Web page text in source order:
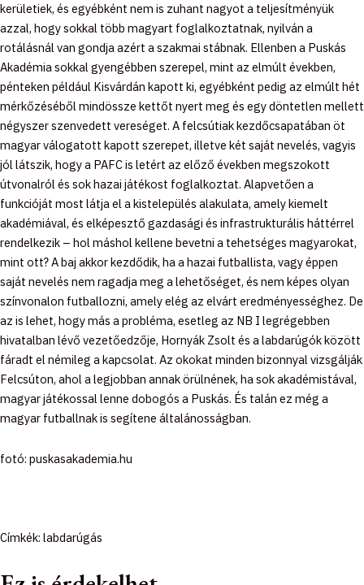
kerületiek, és egyébként nem is zuhant nagyot a teljesítményük
azzal, hogy sokkal több magyart foglalkoztatnak, nyilván a
rotálásnál van gondja azért a szakmai stábnak. Ellenben a Puskás
Akadémia sokkal gyengébben szerepel, mint az elmúlt években,
pénteken például Kisvárdán kapott ki, egyébként pedig az elmúlt hét
mérkőzéséből mindössze kettőt nyert meg és egy döntetlen mellett
négyszer szenvedett vereséget. A felcsútiak kezdőcsapatában öt
magyar válogatott kapott szerepet, illetve két saját nevelés, vagyis
jól látszik, hogy a PAFC is letért az előző években megszokott
útvonalról és sok hazai játékost foglalkoztat. Alapvetően a
funkcióját most látja el a kistelepülés alakulata, amely kiemelt
akadémiával, és elképesztő gazdasági és infrastrukturális háttérrel
rendelkezik – hol máshol kellene bevetni a tehetséges magyarokat,
mint ott? A baj akkor kezdődik, ha a hazai futballista, vagy éppen
saját nevelés nem ragadja meg a lehetőséget, és nem képes olyan
színvonalon futballozni, amely elég az elvárt eredményességhez. De
az is lehet, hogy más a probléma, esetleg az NB I legrégebben
hivatalban lévő vezetőedzője, Hornyák Zsolt és a labdarúgók között
fáradt el némileg a kapcsolat. Az okokat minden bizonnyal vizsgálják
Felcsúton, ahol a legjobban annak örülnének, ha sok akadémistával,
magyar játékossal lenne dobogós a Puskás. És talán ez még a
magyar futballnak is segítene általánosságban.
fotó: puskasakademia.hu
Címkék: labdarúgás